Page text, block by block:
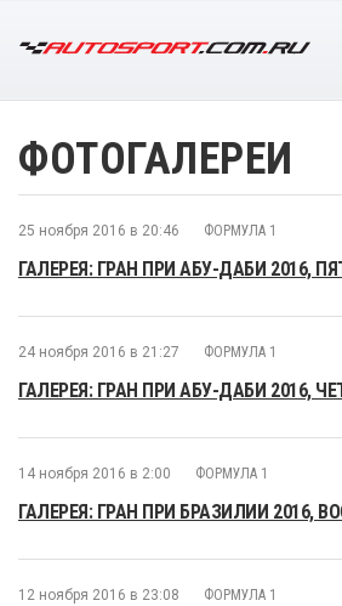
ФОТОГАЛЕРЕИ
25 ноября 2016 в 20:46 ФОРМУЛА 1
ГАЛЕРЕЯ: ГРАН ПРИ АБУ-ДАБИ 2016,
24 ноября 2016 в 21:27 ФОРМУЛА 1
ГАЛЕРЕЯ: ГРАН ПРИ АБУ-ДАБИ 2016,
14 ноября 2016 в 2:00 ФОРМУЛА 1
ГАЛЕРЕЯ: ГРАН ПРИ БРАЗИЛИИ 2016,
12 ноября 2016 в 23:08 ФОРМУЛА 1